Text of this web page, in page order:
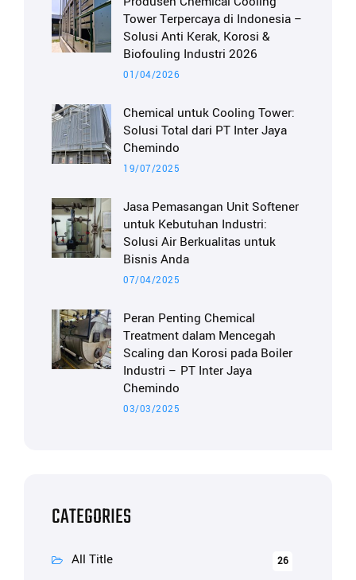
Tower Terpercaya di Indonesia –
Solusi Anti Kerak, Korosi &
Biofouling Industri 2026
01/04/2026
Chemical untuk Cooling Tower:
Solusi Total dari PT Inter Jaya
Chemindo
19/07/2025
Jasa Pemasangan Unit Softener
untuk Kebutuhan Industri:
Solusi Air Berkualitas untuk
Bisnis Anda
07/04/2025
Peran Penting Chemical
Treatment dalam Mencegah
Scaling dan Korosi pada Boiler
Industri – PT Inter Jaya
Chemindo
03/03/2025
CATEGORIES
All Title 26